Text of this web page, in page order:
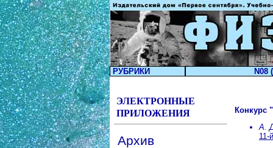
РУБРИКИ N08
ЭЛЕКТРОННЫЕ
ПРИЛОЖЕНИЯ
Архив
Конкурс
А.
11-